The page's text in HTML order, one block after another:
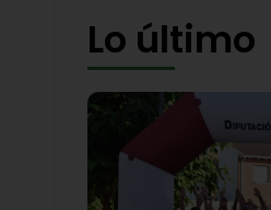
Lo último